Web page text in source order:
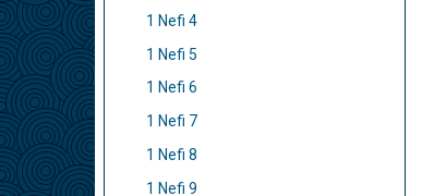
1 Nefi 4
1 Nefi 5
1 Nefi 6
1 Nefi 7
1 Nefi 8
1 Nefi 9